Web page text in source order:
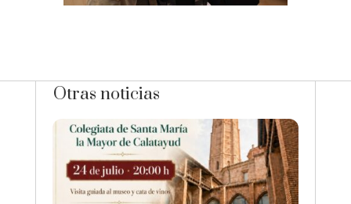
Otras noticias